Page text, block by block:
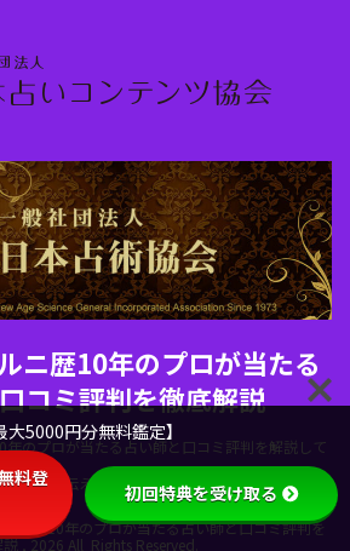
ニ歴10年のプロが当たる
コミ評判を徹底解説
のプロが当たる占い師と口コミ評判を解説して
の魅力を伝えるために当サイトを設立しました。
ニ歴10年のプロが当たる占い師と口コミ評判を
, 2026 All Rights Reserved.
大5000円分無料鑑定】
料登
初回特典を受け取る